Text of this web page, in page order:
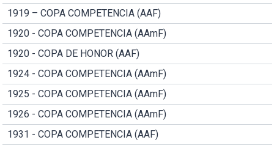
1919 – COPA COMPETENCIA (AAF)
1920 - COPA COMPETENCIA (AAmF)
1920 - COPA DE HONOR (AAF)
1924 - COPA COMPETENCIA (AAmF)
1925 - COPA COMPETENCIA (AAmF)
1926 - COPA COMPETENCIA (AAmF)
1931 - COPA COMPETENCIA (AAF)